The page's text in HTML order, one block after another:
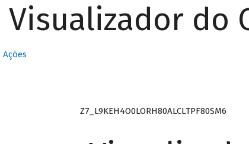
Visualizador do
Ações
Z7_L9KEH4O0LORH80ALCLTPF80SM6